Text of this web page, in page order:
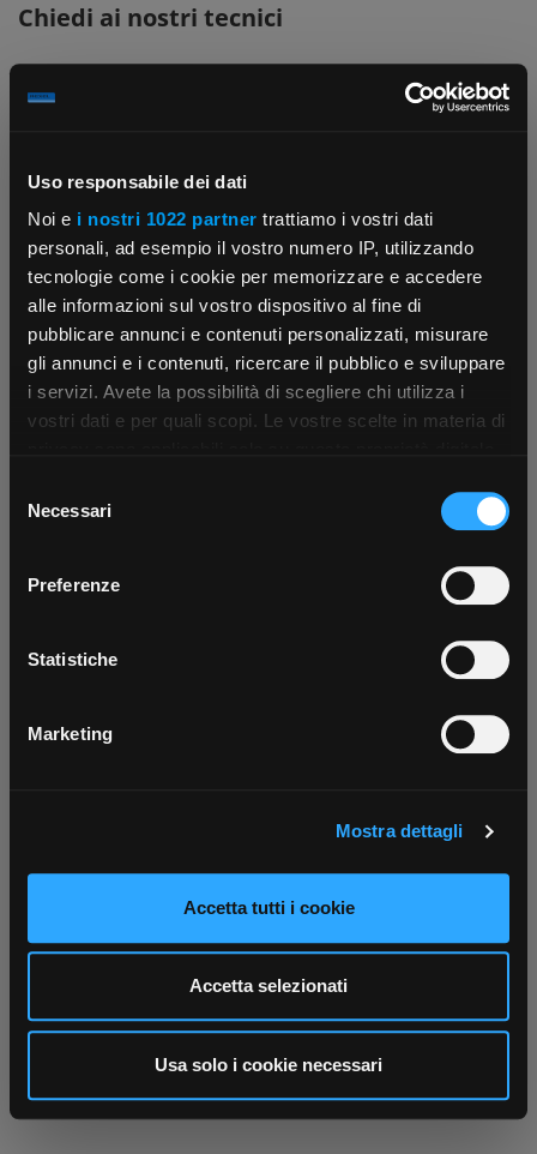
Uso responsabile dei dati
Noi e i nostri 1022 partner trattiamo i vostri dati
personali, ad esempio il vostro numero IP, utilizzando
tecnologie come i cookie per memorizzare e accedere
alle informazioni sul vostro dispositivo al fine di
pubblicare annunci e contenuti personalizzati, misurare
gli annunci e i contenuti, ricercare il pubblico e sviluppare
i servizi. Avete la possibilità di scegliere chi utilizza i
vostri dati e per quali scopi. Le vostre scelte in materia di
modificare o revocare il proprio consenso in qualsiasi
momento dalla Dichiarazione sui cookie o facendo clic
raccogliere informazioni sulla tua posizione
geografica, con un'approssimazione di qualche
Identificare il tuo dispositivo, scansionandolo
Approfondisci come vengono elaborati i tuoi dati personali
dalla Dichiarazione sui cookie.
Utilizziamo i cookie per personalizzare contenuti ed
analizzare il nostro traffico. Condividiamo inoltre
informazioni sul modo in cui utilizza il nostro sito con i
nostri partner che si occupano di analisi dei dati web,
pubblicità e social media, i quali potrebbero combinarle
delNecessari
Preferenze
Statistiche
Marketing
Mostra dettagli
Accetta tutti i cookie
Accetta selezionati
Usa solo i cookie necessari
×
App Rexel Italia
tutti i servizi ovunque tu sia!
Scarica ora
Chiedi ai nostri tecnici
Contattaci
Parla con il customer care dedicato
Fissa una consulenza
Ti affiancheremo passo dopo passo
Punti vendita
Negozi di materiale elettrico vicino a